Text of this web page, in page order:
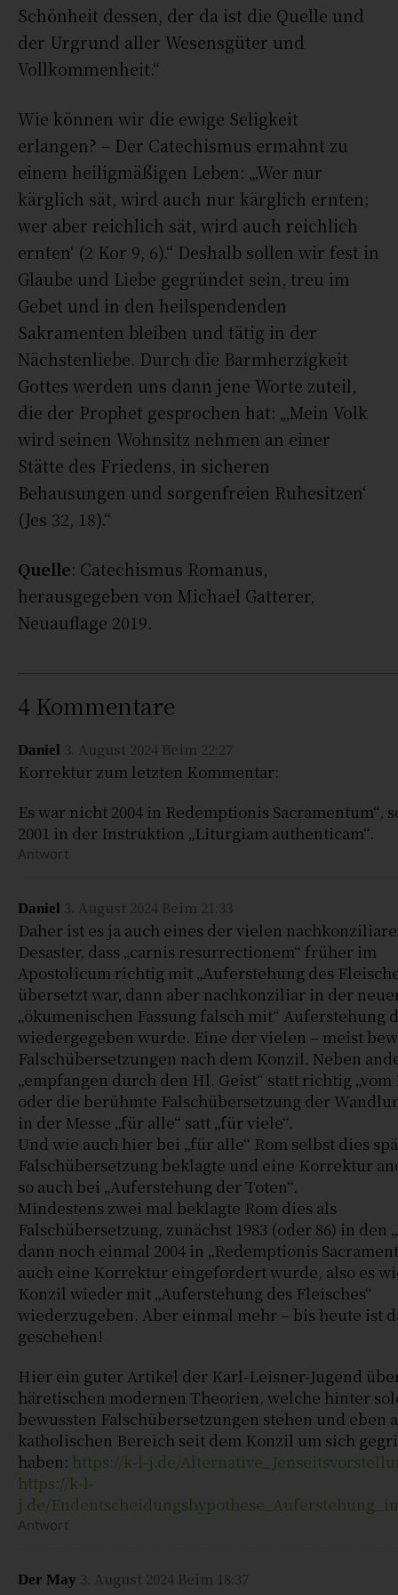
Schönheit dessen, der da ist die Quelle und
der Urgrund aller Wesensgüter und
Vollkommenheit.“
Wie können wir die ewige Seligkeit
erlangen? – Der Catechismus ermahnt zu
einem heiligmäßigen Leben: „‚Wer nur
kärglich sät, wird auch nur kärglich ernten;
wer aber reichlich sät, wird auch reichlich
ernten‘ (2 Kor 9, 6).“ Deshalb sollen wir fest in
Glaube und Liebe gegründet sein, treu im
Gebet und in den heilspendenden
Sakramenten bleiben und tätig in der
Nächstenliebe. Durch die Barmherzigkeit
Gottes werden uns dann jene Worte zuteil,
die der Prophet gesprochen hat: „‚Mein Volk
wird seinen Wohnsitz nehmen an einer
Stätte des Friedens, in sicheren
Behausungen und sorgenfreien Ruhesitzen‘
(Jes 32, 18).“
Quelle: Catechismus Romanus,
herausgegeben von Michael Gatterer,
Neuauflage 2019.
4 Kommentare
Daniel 3. August 2024 Beim 22:27
Korrektur zum letzten Kommentar:
Es war nicht 2004 in Redemptionis Sacramentum“,
2001 in der Instruktion „Liturgiam authenticam“.
Antwort
Daniel 3. August 2024 Beim 21:33
Daher ist es ja auch eines der vielen
Desaster, dass „carnis resurrectionem“ früher im
Apostolicum richtig mit „Auferstehung des
übersetzt war, dann aber nachkonziliar in der
„ökumenischen Fassung falsch mit“ Auferstehung
wiedergegeben wurde. Eine der vielen – meist
Falschübersetzungen nach dem Konzil. Neben
„empfangen durch den Hl. Geist“ statt richtig „vom
oder die berühmte Falschübersetzung der
in der Messe „für alle“ satt „für viele“.
Und wie auch hier bei „für alle“ Rom selbst dies
Falschübersetzung beklagte und eine Korrektur
so auch bei „Auferstehung der Toten“.
Mindestens zwei mal beklagte Rom dies als
Falschübersetzung, zunächst 1983 (oder 86) in den
dann noch einmal 2004 in „Redemptionis
auch eine Korrektur eingefordert wurde, also es
Konzil wieder mit „Auferstehung des Fleisches“
wiederzugeben. Aber einmal mehr – bis heute ist
geschehen!
Hier ein guter Artikel der Karl-Leisner-Jugend
häretischen modernen Theorien, welche hinter
bewussten Falschübersetzungen stehen und eben
katholischen Bereich seit dem Konzil um sich
haben: https://k-l-j.de/
https://k-l-
j.de/
Antwort
Der May 3. August 2024 Beim 18:37